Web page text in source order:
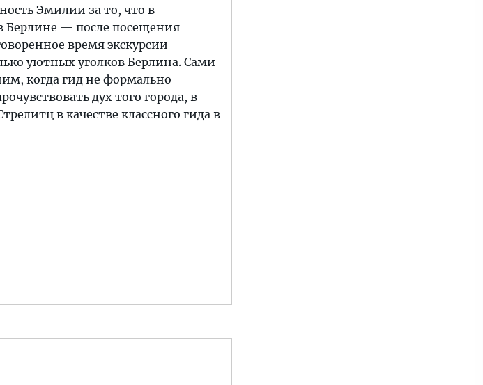
Эмилии за то, что в
Берлине — после посещения
время экскурсии
уютных уголков Берлина. Сами
когда гид не формально
дух того города, в
в качестве классного гида в